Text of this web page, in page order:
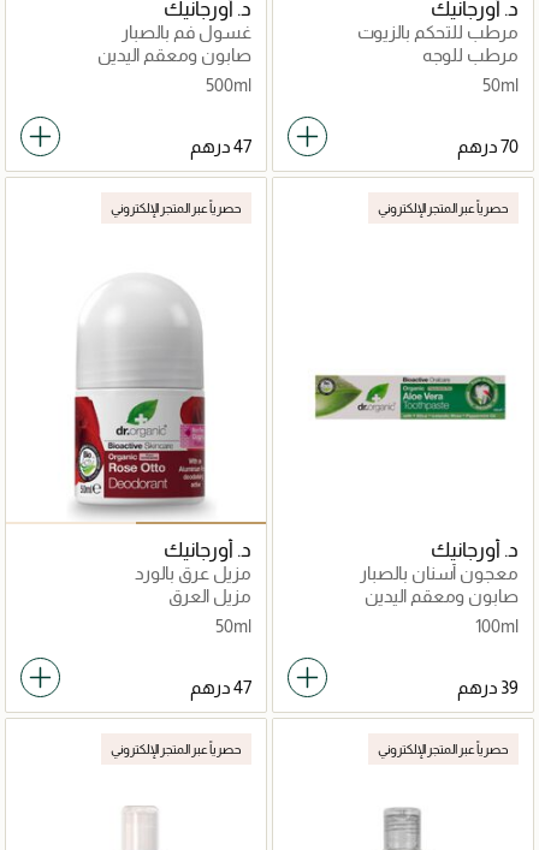
د. أورجانيك
مرطب للتحكم بالزيوت
مرطب للوجه
50ml
د. أورجانيك
غسول فم بالصبار
صابون ومعقم اليدين
500ml
حصرياً عبر المتجر الإلكتروني
د. أورجانيك
معجون أسنان بالصبار
صابون ومعقم اليدين
100ml
حصرياً عبر المتجر الإلكتروني
د. أورجانيك
مزيل عرق بالورد
مزيل العرق
50ml
حصرياً عبر المتجر الإلكتروني حصرياً عبر المتجر الإلكتروني